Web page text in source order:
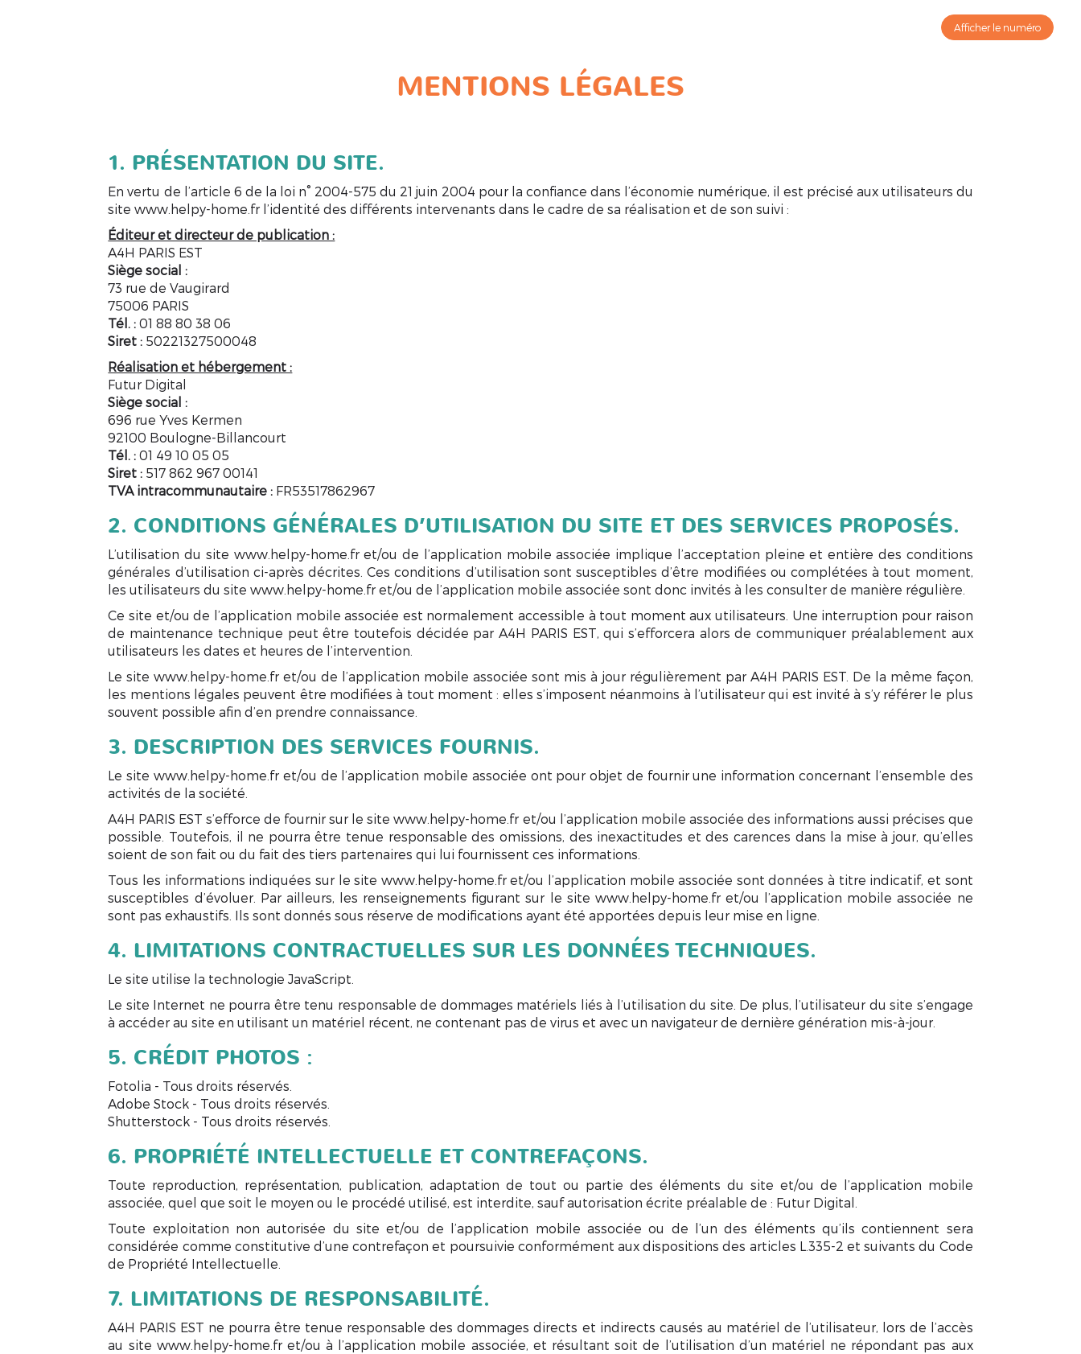
Afficher le numéro
MENTIONS LÉGALES
1. PRÉSENTATION DU SITE.
En vertu de l’article 6 de la loi n° 2004-575 du 21 juin 2004 pour la confiance dans l’économie numérique, il est précisé aux utilisateurs du
site www.helpy-home.fr l’identité des différents intervenants dans le cadre de sa réalisation et de son suivi :
Éditeur et directeur de publication :
A4H PARIS EST
Siège social :
73 rue de Vaugirard
75006 PARIS
Tél. : 01 88 80 38 06
Siret : 50221327500048
Réalisation et hébergement :
Futur Digital
Siège social :
696 rue Yves Kermen
92100 Boulogne-Billancourt
Tél. : 01 49 10 05 05
Siret : 517 862 967 00141
TVA intracommunautaire : FR53517862967
2. CONDITIONS GÉNÉRALES D’UTILISATION DU SITE ET DES SERVICES PROPOSÉS.
L’utilisation du site www.helpy-home.fr et/ou de l’application mobile associée implique l’acceptation pleine et entière des conditions
générales d’utilisation ci-après décrites. Ces conditions d’utilisation sont susceptibles d’être modifiées ou complétées à tout moment,
les utilisateurs du site www.helpy-home.fr et/ou de l’application mobile associée sont donc invités à les consulter de manière régulière.
Ce site et/ou de l’application mobile associée est normalement accessible à tout moment aux utilisateurs. Une interruption pour raison
de maintenance technique peut être toutefois décidée par A4H PARIS EST, qui s’efforcera alors de communiquer préalablement aux
utilisateurs les dates et heures de l’intervention.
Le site www.helpy-home.fr et/ou de l’application mobile associée sont mis à jour régulièrement par A4H PARIS EST. De la même façon,
les mentions légales peuvent être modifiées à tout moment : elles s’imposent néanmoins à l’utilisateur qui est invité à s’y référer le plus
souvent possible afin d’en prendre connaissance.
3. DESCRIPTION DES SERVICES FOURNIS.
Le site www.helpy-home.fr et/ou de l’application mobile associée ont pour objet de fournir une information concernant l’ensemble des
activités de la société.
A4H PARIS EST s’efforce de fournir sur le site www.helpy-home.fr et/ou l’application mobile associée des informations aussi précises que
possible. Toutefois, il ne pourra être tenue responsable des omissions, des inexactitudes et des carences dans la mise à jour, qu’elles
soient de son fait ou du fait des tiers partenaires qui lui fournissent ces informations.
Tous les informations indiquées sur le site www.helpy-home.fr et/ou l’application mobile associée sont données à titre indicatif, et sont
susceptibles d’évoluer. Par ailleurs, les renseignements figurant sur le site www.helpy-home.fr et/ou l’application mobile associée ne
sont pas exhaustifs. Ils sont donnés sous réserve de modifications ayant été apportées depuis leur mise en ligne.
4. LIMITATIONS CONTRACTUELLES SUR LES DONNÉES TECHNIQUES.
Le site utilise la technologie JavaScript.
Le site Internet ne pourra être tenu responsable de dommages matériels liés à l’utilisation du site. De plus, l’utilisateur du site s’engage
à accéder au site en utilisant un matériel récent, ne contenant pas de virus et avec un navigateur de dernière génération mis-à-jour.
5. CRÉDIT PHOTOS :
Fotolia - Tous droits réservés.
Adobe Stock - Tous droits réservés.
Shutterstock - Tous droits réservés.
6. PROPRIÉTÉ INTELLECTUELLE ET CONTREFAÇONS.
Toute reproduction, représentation, publication, adaptation de tout ou partie des éléments du site et/ou de l’application mobile
associée, quel que soit le moyen ou le procédé utilisé, est interdite, sauf autorisation écrite préalable de : Futur Digital.
Toute exploitation non autorisée du site et/ou de l’application mobile associée ou de l’un des éléments qu’ils contiennent sera
considérée comme constitutive d’une contrefaçon et poursuivie conformément aux dispositions des articles L.335-2 et suivants du Code
de Propriété Intellectuelle.
7. LIMITATIONS DE RESPONSABILITÉ.
A4H PARIS EST ne pourra être tenue responsable des dommages directs et indirects causés au matériel de l’utilisateur, lors de l’accès
au site www.helpy-home.fr et/ou à l’application mobile associée, et résultant soit de l’utilisation d’un matériel ne répondant pas aux